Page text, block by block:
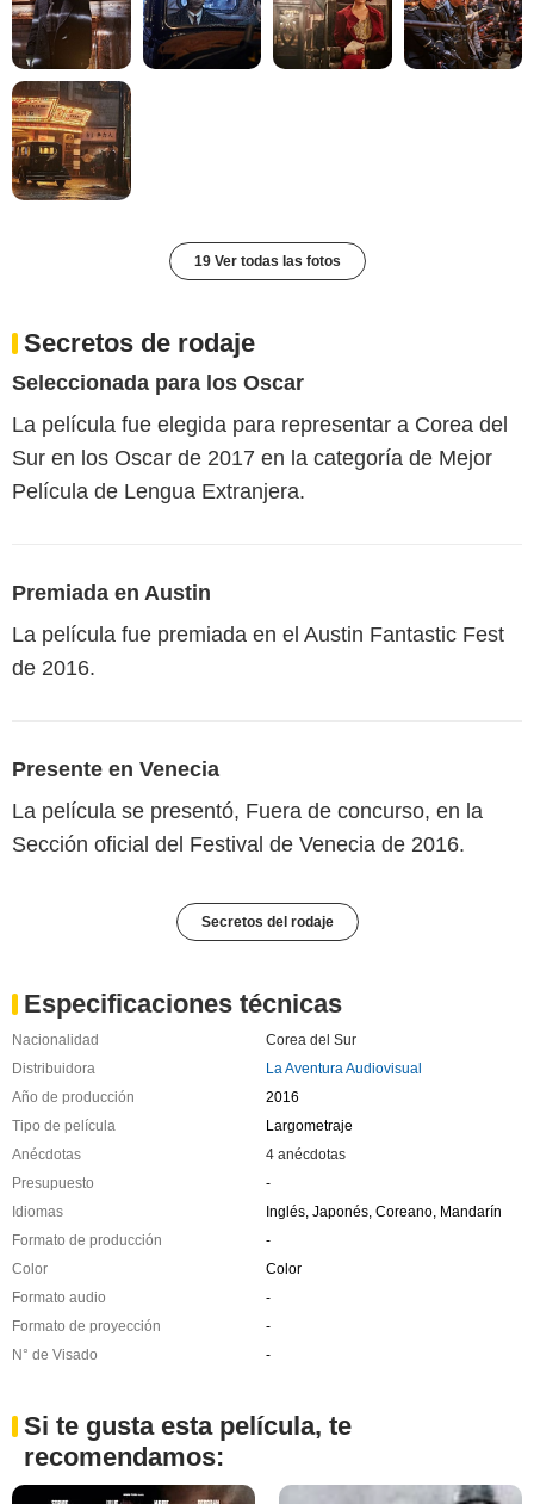
19 Ver todas las fotos
Secretos de rodaje
Seleccionada para los Oscar
La película fue elegida para representar a Corea del
Sur en los Oscar de 2017 en la categoría de Mejor
Película de Lengua Extranjera.
Premiada en Austin
La película fue premiada en el Austin Fantastic Fest
de 2016.
Presente en Venecia
La película se presentó, Fuera de concurso, en la
Sección oficial del Festival de Venecia de 2016.
Secretos del rodaje
Especificaciones técnicas
Nacionalidad
Corea del Sur
Distribuidora
La Aventura Audiovisual
Año de producción
2016
Tipo de película
Largometraje
Anécdotas
4 anécdotas
Presupuesto
-
Idiomas
Inglés, Japonés, Coreano, Mandarín
Formato de producción
-
Color
Color
Formato audio
-
Formato de proyección
-
N° de Visado
-
Si te gusta esta película, te
recomendamos: